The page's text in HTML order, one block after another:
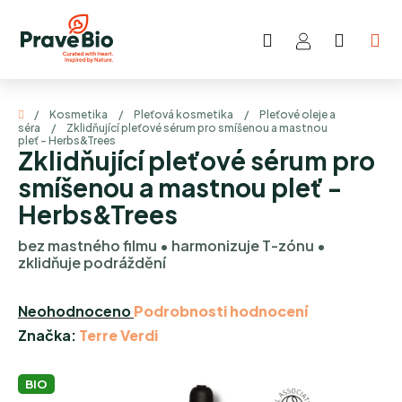
obsah
Hledat
Domů
/ Kosmetika / Pleťová kosmetika /
Pleťové oleje a
séra
/
Zklidňující pleťové sérum pro smíšenou a mastnou
pleť - Herbs&Trees
Zklidňující pleťové sérum pro
smíšenou a mastnou pleť -
Herbs&Trees
bez mastného filmu • harmonizuje T-zónu •
zklidňuje podráždění
Průměrné
hodnocení
je
NeohodnocenoPodrobnosti hodnocení
Značka: Terre Verdi
BIO